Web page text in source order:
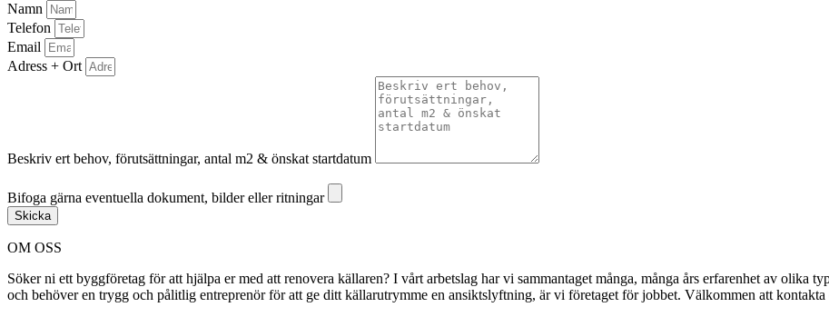
Namn
Telefon
Email
Adress + Ort
Beskriv ert behov, förutsättningar, antal m2 & önskat startdatum
Bifoga gärna eventuella dokument, bilder eller ritningar
Skicka
OM OSS
Söker ni ett byggföretag för att hjälpa er med att renovera källaren? I vårt arbetslag har vi sammantaget många, många års erfarenhet av olika
och behöver en trygg och pålitlig entreprenör för att ge ditt källarutrymme en ansiktslyftning, är vi företaget för jobbet. Välkommen att